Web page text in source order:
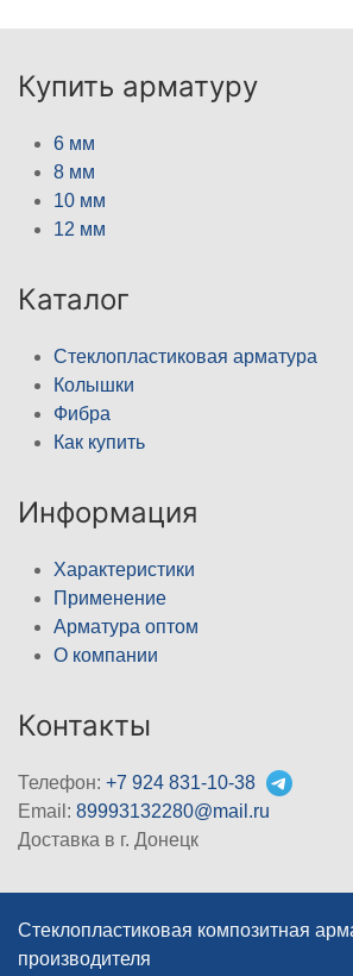
Купить арматуру
6 мм
8 мм
10 мм
12 мм
Каталог
Стеклопластиковая арматура
Колышки
Фибра
Как купить
Информация
Характеристики
Применение
Арматура оптом
О компании
Контакты
Телефон: +7 924 831-10-38
Email: 89993132280@mail.ru
Доставка в г. Донецк
Стеклопластиковая композитная
производителя